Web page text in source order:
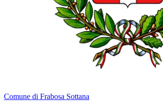
Comune di Frabosa Sottana